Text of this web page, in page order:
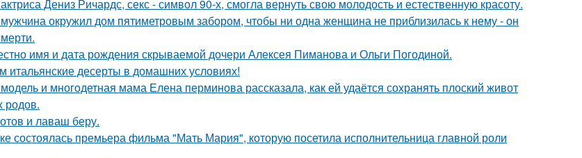
Дениз Ричардс, секс - символ 90-х, смогла вернуть свою молодость и естественную красоту.
окружил дом пятиметровым забором, чтобы ни одна женщина не приблизилась к нему - он
имя и дата рождения скрываемой дочери Алексея Пиманова и Ольги Погодиной.
итальянские десерты в домашних условиях!
и многодетная мама Елена перминова рассказала, как ей удаётся сохранять плоский живот
родов.
и лаваш беру.
состоялась премьера фильма "Мать Мария", которую посетила исполнительница главной роли